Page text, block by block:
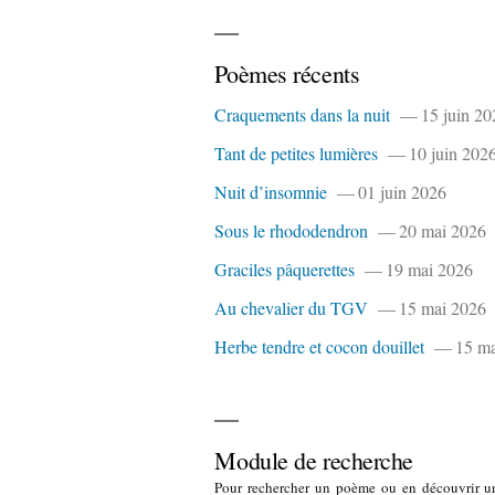
Poèmes récents
Craquements dans la nuit
15 juin
Tant de petites lumières
10 juin
Nuit d’insomnie
01 juin 2026
Sous le rhododendron
20 mai 2026
Graciles pâquerettes
19 mai 2026
Au chevalier du TGV
15 mai 2026
Herbe tendre et cocon douillet
15
Module de recherche
Pour rechercher un poème ou en découvrir